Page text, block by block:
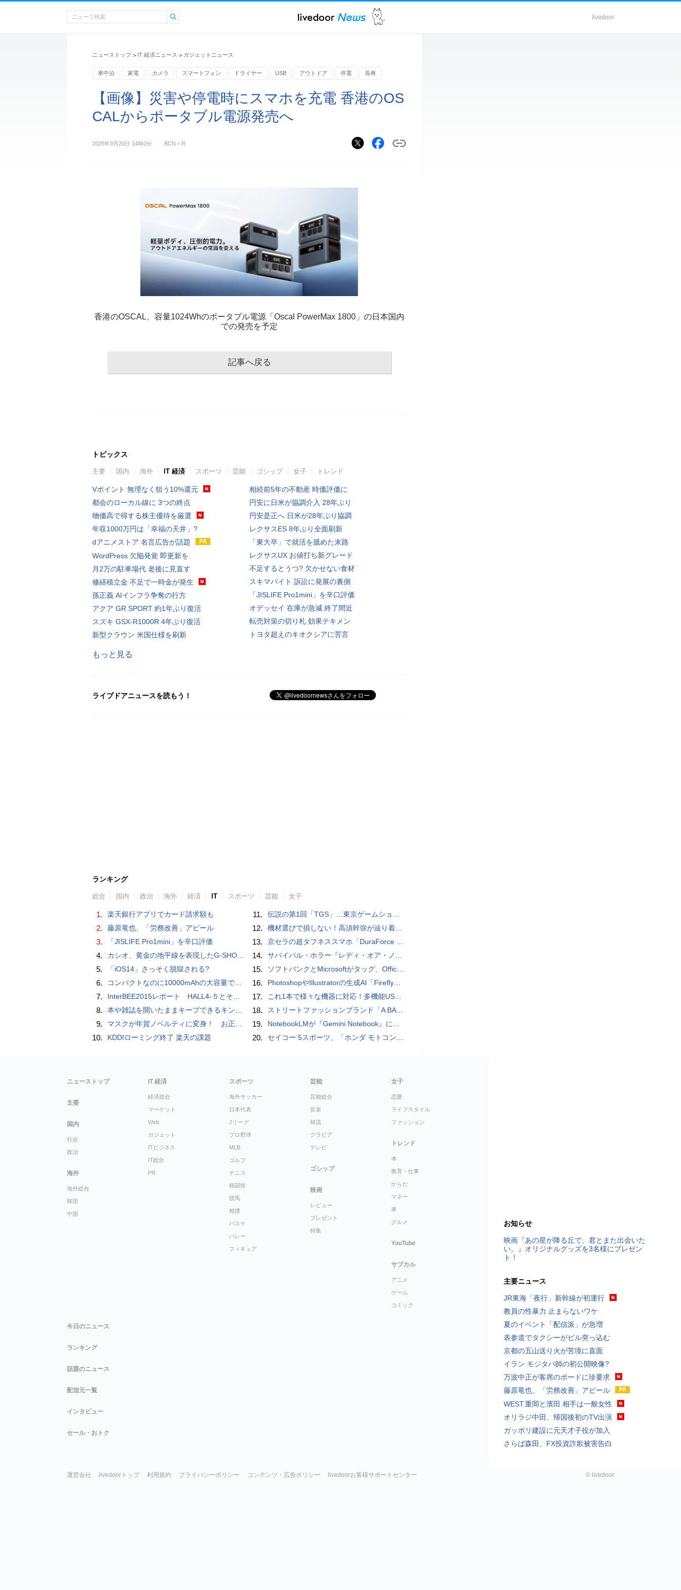
livedoor
ニューストップ > IT 経済ニュース > ガジェットニュース
車中泊 家電 カメラ スマートフォン ドライヤー USB アウトドア 停電 長寿
【画像】災害や停電時にスマホを充電 香港のOS
CALからポータブル電源発売へ
2025年9月20日 14時0分 BCN＋R
香港のOSCAL、容量1024Whのポータブル電源「Oscal PowerMax 1800」の日本国内
での発売を予定
記事へ戻る
トピックス
主要 国内 海外 IT 経済 スポーツ 芸能 ゴシップ 女子 トレンド
Vポイント 無理なく狙う10%還元
都会のローカル線に 3つの終点
物価高で得する株主優待を厳選
年収1000万円は「幸福の天井」?
dアニメストア 名言広告が話題
WordPress 欠陥発覚 即更新を
月2万の駐車場代 老後に見直す
修繕積立金 不足で一時金が発生
孫正義 AIインフラ争奪の行方
アクア GR SPORT 約1年ぶり復活
スズキ GSX-R1000R 4年ぶり復活
新型クラウン 米国仕様を刷新
相続前5年の不動産 時価評価に
円安に日米が協調介入 28年ぶり
円安是正へ 日米が28年ぶり協調
レクサスES 8年ぶり全面刷新
「東大卒」で就活を舐めた末路
レクサスUX お値打ち新グレード
不足するとうつ? 欠かせない食材
スキマバイト 訴訟に発展の裏側
「JISLIFE Pro1mini」を辛口評価
オデッセイ 在庫が急減 終了間近
転売対策の切り札 効果テキメン
トヨタ超えのキオクシアに苦言
もっと見る
ライブドアニュースを読もう！
ランキング
総合 国内 政治 海外 経済 IT スポーツ 芸能 女子
1. 楽天銀行アプリでカード請求額も
2. 藤原竜也、「労務改善」アピール
3. 「JISLIFE Pro1mini」を辛口評価
4. カシオ、黄金の地平線を表現したG-SHOCK「MASTER IN HORIZON GOLD」3モデル
5. 「iOS14」さっそく脱獄される?
6. コンパクトなのに10000mAhの大容量で最大3台のデバイスを同時充電できる半固体モバイルバッテリー「SMARTCOBY Pro SLIM SS」レビュー
7. InterBEE2015レポート HALL4-５とその他
8. 本や雑誌を開いたままキープできるキングジムのブッククリップ「ツイップ」レビュー、 伸縮してA6～B5判に対応
9. マスクが年賀ノベルティに変身！ お正月特別パッケージの注文受付開始
10. KDDIローミング終了 楽天の課題
11. 伝説の第1回「TGS」…東京ゲームショウ&#039;96と、当時のベストゲーム10本：レトロゲーム浪漫街道
12. 機材選びで損しない！高須幹弥が辿り着いた「大当り」の神マイクとは
13. 京セラの超タフネススマホ「DuraForce PRO 2」はアクションカムとしても優秀
14. サバイバル・ホラー『レディ・オア・ノット 2』の新本編映像、【バスタイム編】が公開
15. ソフトバンクとMicrosoftがタッグ、Officeツール「Teams」に03電話を統合
16. PhotoshopやIllustratorの生成AI「Firefly」がクレジット制を導入し有料プランでも画像生成枚数が制限されるように
17. これ1本で様々な機器に対応！多機能USB充電ケーブル「10in1オクトパスケーブル」【カリスマ店長の一押し】
18. ストリートファッションブランド「A BATHING APE」とコラボしたノートPC「ASUS Vivobook S 15 OLED BAPE Edition K5504VA」を紹介【レビュー】
19. NotebookLMが『Gemini Notebook』に大リニューアル！自らコードを書いてデータ分析もできる、Gemini連携＆全機能を完全解説！
20. セイコー 5スポーツ、「ホンダ モトコンポ」とのコラボレーション限定モデル / スタミナ満点の「鉄板ワイルドからテキ定食」【まとめ記事】
お知らせ
映画『あの星が降る丘で、君とまた出会いた
い。』オリジナルグッズを3名様にプレゼン
ト！
主要ニュース
JR東海「夜行」新幹線が初運行
教員の性暴力 止まらないワケ
夏のイベント「配信派」が急増
表参道でタクシーがビル突っ込む
京都の五山送り火が苦境に直面
イラン モジタバ師の初公開映像?
万波中正が客席のボードに珍要求
藤原竜也、「労務改善」アピール
WEST.重岡と濱田 相手は一般女性
オリラジ中田、帰国後初のTV出演
ガッポリ建設に元天才子役が加入
さらば森田、FX投資詐欺被害告白
ニューストップ
主要
国内
社会
政治
海外
海外総合
韓国
中国
IT 経済
経済総合
マーケット
Web
ガジェット
ITビジネス
IT総合
PR
スポーツ
海外サッカー
日本代表
Jリーグ
プロ野球
MLB
ゴルフ
テニス
格闘技
競馬
相撲
バスケ
バレー
フィギュア
芸能
芸能総合
音楽
韓流
グラビア
テレビ
ゴシップ
映画
レビュー
プレゼント
特集
女子
恋愛
ライフスタイル
ファッション
トレンド
本
教育・仕事
からだ
マネー
車
グルメ
YouTube
サブカル
アニメ
ゲーム
コミック
今日のニュース
ランキング
話題のニュース
配信元一覧
インタビュー
セール・おトク
運営会社 livedoorトップ 利用規約 プライバシーポリシー コンテンツ・広告ポリシー livedoorお客様サポートセンター © livedoor